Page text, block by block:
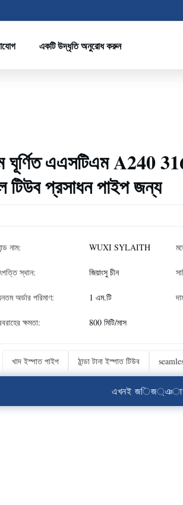
একটি উদ্ধৃতি অনুরোধ করুন
ঘূর্ণিত এএসটিএম A240
টিউব প্রসাধন পাইপ জন্য
নাম: WUXI SYLAITH
স্থান: জিয়াংসু চীন
অর্ডার পরিমাণ: 1 এম.টি
ক্ষমতা: 800 মিটি/মাস
খাদ ইস্পাত পাইপ ঠান্ডা টানা ইস্পাত টিউব
এখনই জিজ্ঞা